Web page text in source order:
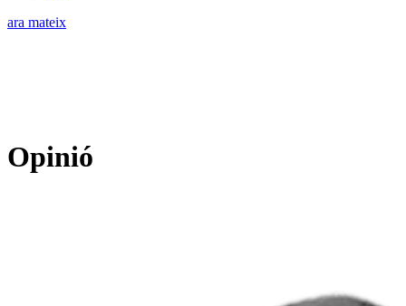
ara mateix
Opinió